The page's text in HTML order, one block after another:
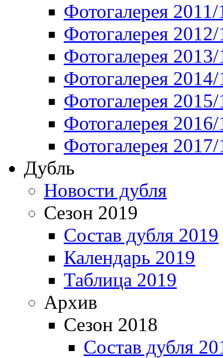
Фотогалерея 2011/
Фотогалерея
Фотогалерея
Фотогалерея
Фотогалерея
Фотогалерея
Фотогалерея
Дубль
Новости дубля
Сезон 2019
Состав дубля 2019
Календарь 2019
Таблица 2019
Архив
Сезон 2018
Состав дубля